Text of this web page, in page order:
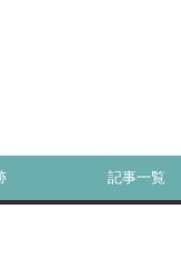
記事一覧